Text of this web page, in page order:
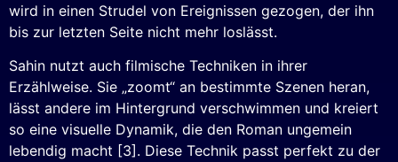
wird in einen Strudel von Ereignissen gezogen, der ihn
bis zur letzten Seite nicht mehr loslässt.
Sahin nutzt auch filmische Techniken in ihrer
Erzählweise. Sie „zoomt“ an bestimmte Szenen heran,
lässt andere im Hintergrund verschwimmen und kreiert
so eine visuelle Dynamik, die den Roman ungemein
lebendig macht [3]. Diese Technik passt perfekt zu der